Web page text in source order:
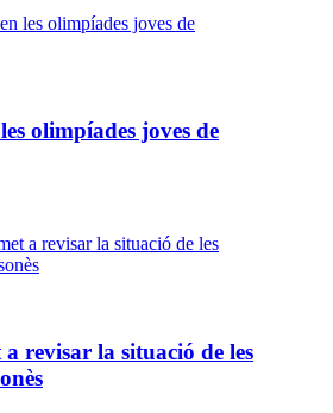
olimpíades joves de
revisar la situació de les